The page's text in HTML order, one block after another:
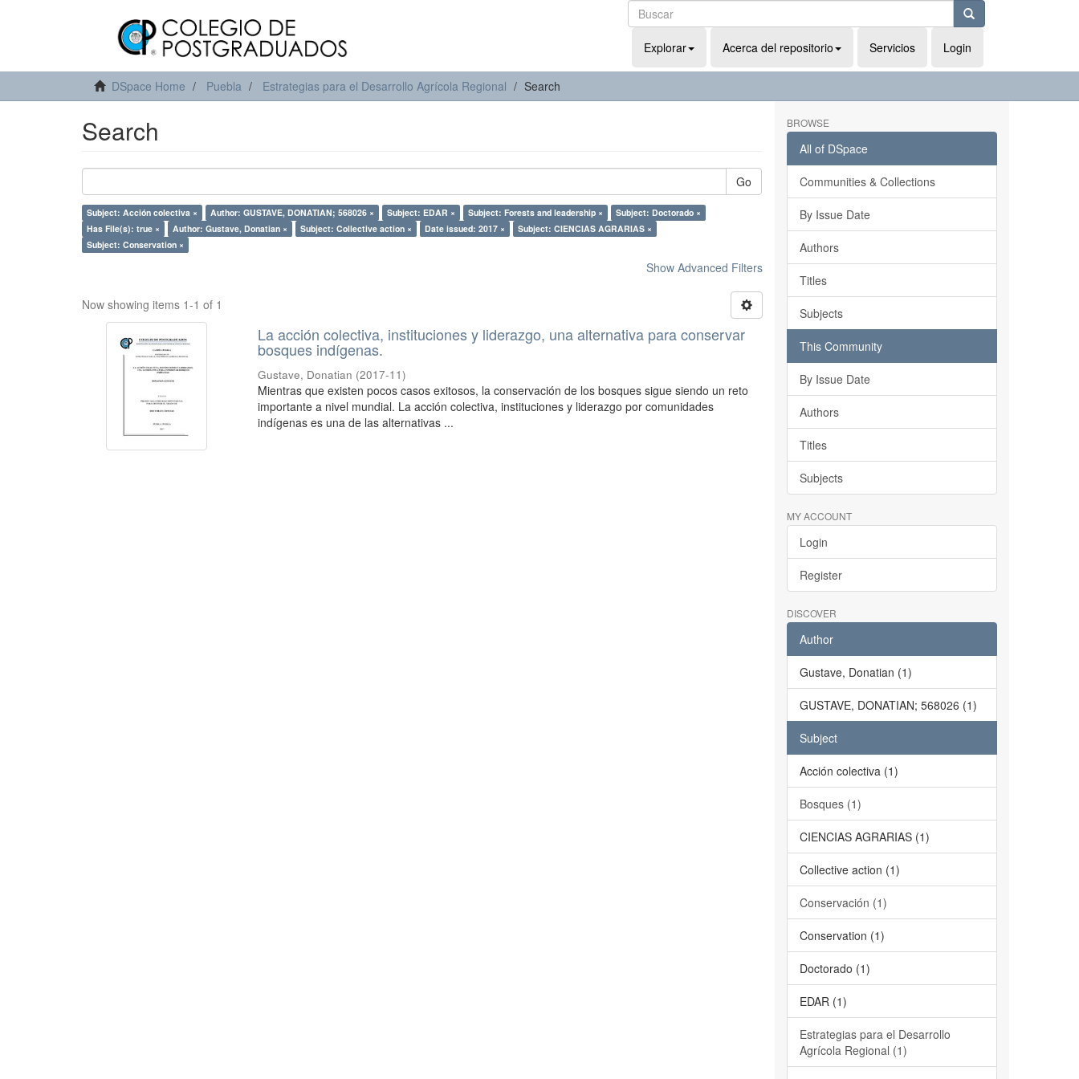
Explorar Acerca del repositorio Servicios Login
DSpace Home Puebla Estrategias para el Desarrollo Agrícola Regional Search
Search
Go
Subject: Acción colectiva × Author: GUSTAVE, DONATIAN; 568026 × Subject: EDAR × Subject: Forests and leadership ×
Subject: Doctorado ×
Has File(s): true ×
Author: Gustave, Donatian × Subject: Collective action × Date issued: 2017 ×
Subject: CIENCIAS AGRARIAS ×
Subject: Conservation ×
Show Advanced Filters
Now showing items 1-1 of 1
La acción colectiva, instituciones y liderazgo, una alternativa para conservar
bosques indígenas.
Gustave, Donatian (2017-11)
Mientras que existen pocos casos exitosos, la conservación de los bosques sigue siendo un reto
importante a nivel mundial. La acción colectiva, instituciones y liderazgo por comunidades
indígenas es una de las alternativas ...
BROWSE
All of DSpace
Communities & Collections
By Issue Date
Authors
Titles
Subjects
This Community
By Issue Date
Authors
Titles
Subjects
MY ACCOUNT
Login
Register
DISCOVER
Author
Gustave, Donatian (1)
GUSTAVE, DONATIAN; 568026 (1)
Subject
Acción colectiva (1)
Bosques (1)
CIENCIAS AGRARIAS (1)
Collective action (1)
Conservación (1)
Conservation (1)
Doctorado (1)
EDAR (1)
Estrategias para el Desarrollo
Agrícola Regional (1)